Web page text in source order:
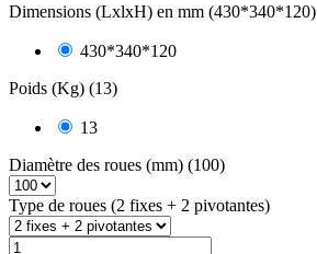
Dimensions (LxlxH) en mm (430*340*120)
430*340*120
Poids (Kg) (13)
13
Diamètre des roues (mm) (100)
Type de roues (2 fixes + 2 pivotantes)